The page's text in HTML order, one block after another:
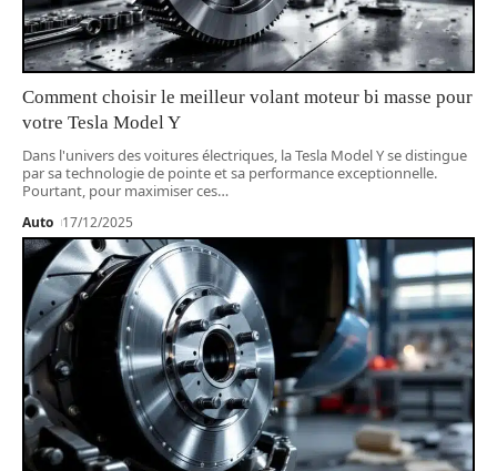
Comment choisir le meilleur volant moteur bi masse pour
votre Tesla Model Y
Dans l'univers des voitures électriques, la Tesla Model Y se distingue
par sa technologie de pointe et sa performance exceptionnelle.
Pourtant, pour maximiser ces…
Auto 17/12/2025